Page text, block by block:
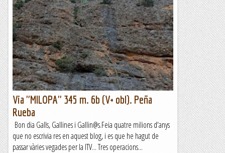
Via "MILOPA" 345 m. 6b (V+ obl). Peña
Rueba
Bon dia Galls, Gallines i Gallin@s.Feia quatre milions d'anys
que no escrivia res en aquest blog, i es que he hagut de
passar vàries vegades per la ITV... Tres operacions...